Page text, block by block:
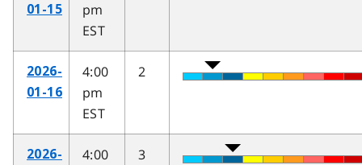
01-15
pm
EST
2026-
01-16
4:00
pm
EST
2
2026-
4:00
3